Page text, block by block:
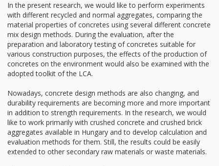
In the present research, we would like to perform experiments
with different recycled and normal aggregates, comparing the
material properties of concretes using several different concrete
mix design methods. During the evaluation, after the
preparation and laboratory testing of concretes suitable for
various construction purposes, the effects of the production of
concretes on the environment would also be examined with the
adopted toolkit of the LCA.
Nowadays, concrete design methods are also changing, and
durability requirements are becoming more and more important
in addition to strength requirements. In the research, we would
like to work primarily with crushed concrete and crushed brick
aggregates available in Hungary and to develop calculation and
evaluation methods for them. Still, the results could be easily
extended to other secondary raw materials or waste materials.